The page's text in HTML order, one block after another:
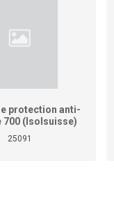
protection anti-
700 (Isolsuisse)
25091